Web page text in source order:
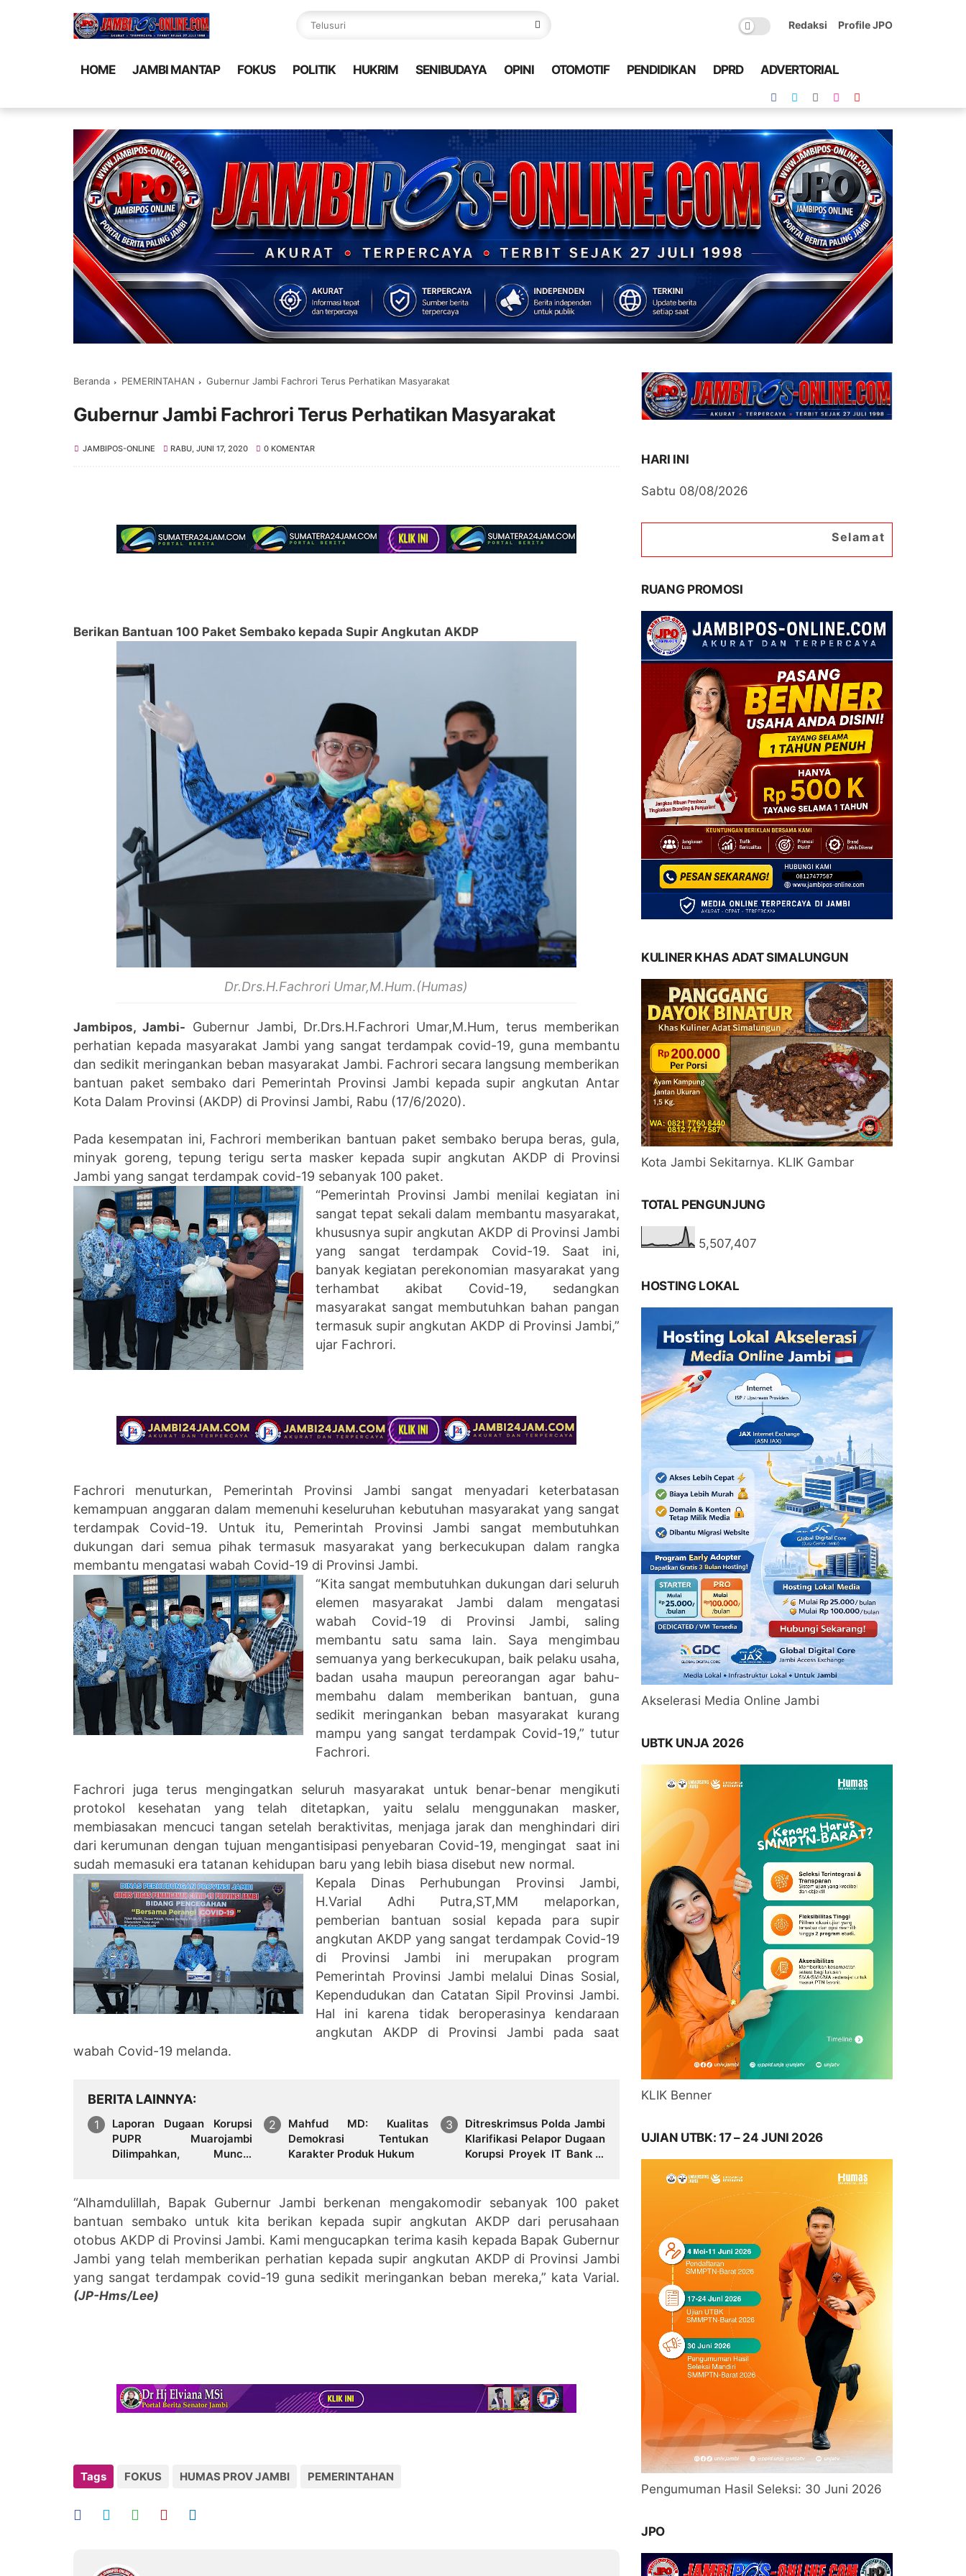
Redaksi Profile JPO
HOME JAMBI MANTAP FOKUS POLITIK HUKRIM SENIBUDAYA OPINI OTOMOTIF PENDIDIKAN DPRD ADVERTORIAL
Beranda PEMERINTAHAN Gubernur Jambi Fachrori Terus Perhatikan Masyarakat
Gubernur Jambi Fachrori Terus Perhatikan Masyarakat
JAMBIPOS-ONLINE RABU, JUNI 17, 2020 0 KOMENTAR
Berikan Bantuan 100 Paket Sembako kepada Supir Angkutan AKDP
Dr.Drs.H.Fachrori Umar,M.Hum.(Humas)
Jambipos, Jambi- Gubernur Jambi, Dr.Drs.H.Fachrori Umar,M.Hum, terus memberikan
perhatian kepada masyarakat Jambi yang sangat terdampak covid-19, guna membantu
dan sedikit meringankan beban masyarakat Jambi. Fachrori secara langsung memberikan
bantuan paket sembako dari Pemerintah Provinsi Jambi kepada supir angkutan Antar
Kota Dalam Provinsi (AKDP) di Provinsi Jambi, Rabu (17/6/2020).
Pada kesempatan ini, Fachrori memberikan bantuan paket sembako berupa beras, gula,
minyak goreng, tepung terigu serta masker kepada supir angkutan AKDP di Provinsi
Jambi yang sangat terdampak covid-19 sebanyak 100 paket.
“Pemerintah Provinsi Jambi menilai kegiatan ini
sangat tepat sekali dalam membantu masyarakat,
khususnya supir angkutan AKDP di Provinsi Jambi
yang sangat terdampak Covid-19. Saat ini,
banyak kegiatan perekonomian masyarakat yang
terhambat akibat Covid-19, sedangkan
masyarakat sangat membutuhkan bahan pangan
termasuk supir angkutan AKDP di Provinsi Jambi,”
ujar Fachrori.
Fachrori menuturkan, Pemerintah Provinsi Jambi sangat menyadari keterbatasan
kemampuan anggaran dalam memenuhi keseluruhan kebutuhan masyarakat yang sangat
terdampak Covid-19. Untuk itu, Pemerintah Provinsi Jambi sangat membutuhkan
dukungan dari semua pihak termasuk masyarakat yang berkecukupan dalam rangka
membantu mengatasi wabah Covid-19 di Provinsi Jambi.
“Kita sangat membutuhkan dukungan dari seluruh
elemen masyarakat Jambi dalam mengatasi
wabah Covid-19 di Provinsi Jambi, saling
membantu satu sama lain. Saya mengimbau
semuanya yang berkecukupan, baik pelaku usaha,
badan usaha maupun pereorangan agar bahu-
membahu dalam memberikan bantuan, guna
sedikit meringankan beban masyarakat kurang
mampu yang sangat terdampak Covid-19,” tutur
Fachrori.
Fachrori juga terus mengingatkan seluruh masyarakat untuk benar-benar mengikuti
protokol kesehatan yang telah ditetapkan, yaitu selalu menggunakan masker,
membiasakan mencuci tangan setelah beraktivitas, menjaga jarak dan menghindari diri
dari kerumunan dengan tujuan mengantisipasi penyebaran Covid-19, mengingat saat ini
sudah memasuki era tatanan kehidupan baru yang lebih biasa disebut new normal.
Kepala Dinas Perhubungan Provinsi Jambi,
H.Varial Adhi Putra,ST,MM melaporkan,
pemberian bantuan sosial kepada para supir
angkutan AKDP yang sangat terdampak Covid-19
di Provinsi Jambi ini merupakan program
Pemerintah Provinsi Jambi melalui Dinas Sosial,
Kependudukan dan Catatan Sipil Provinsi Jambi.
Hal ini karena tidak beroperasinya kendaraan
angkutan AKDP di Provinsi Jambi pada saat
wabah Covid-19 melanda.
BERITA LAINNYA
Laporan Dugaan Korupsi
PUPR Muarojambi
Dilimpahkan, Muncul
Aduan Publik
Mahfud MD: Kualitas
Demokrasi Tentukan
Karakter Produk Hukum
Ditreskrimsus Polda Jambi
Klarifikasi Pelapor Dugaan
Korupsi Proyek IT Bank 9
“Alhamdulillah, Bapak Gubernur Jambi berkenan mengakomodir sebanyak 100 paket
bantuan sembako untuk kita berikan kepada supir angkutan AKDP dari perusahaan
otobus AKDP di Provinsi Jambi. Kami mengucapkan terima kasih kepada Bapak Gubernur
Jambi yang telah memberikan perhatian kepada supir angkutan AKDP di Provinsi Jambi
yang sangat terdampak covid-19 guna sedikit meringankan beban mereka,” kata Varial.
(JP-Hms/Lee)
Tags FOKUS HUMAS PROV JAMBI PEMERINTAHAN
HARI INI
Sabtu 08/08/2026
Selamat Datang di Portal
RUANG PROMOSI
KULINER KHAS ADAT SIMALUNGUN
Kota Jambi Sekitarnya. KLIK Gambar
TOTAL PENGUNJUNG
5,507,407
HOSTING LOKAL
Akselerasi Media Online Jambi
UBTK UNJA 2026
KLIK Benner
UJIAN UTBK: 17 – 24 JUNI 2026
Pengumuman Hasil Seleksi: 30 Juni 2026
JPO